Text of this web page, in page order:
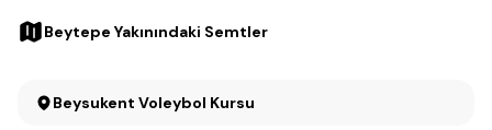
Beytepe Yakınındaki Semtler
Beysukent Voleybol Kursu